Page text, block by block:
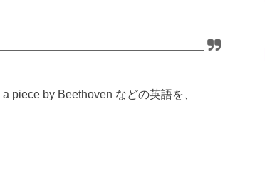
piece by Beethoven などの英語を、